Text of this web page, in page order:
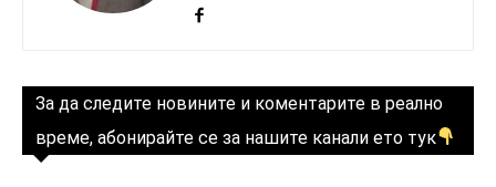
За да следите новините и коментарите в реално
време, абонирайте се за нашите канали ето тук